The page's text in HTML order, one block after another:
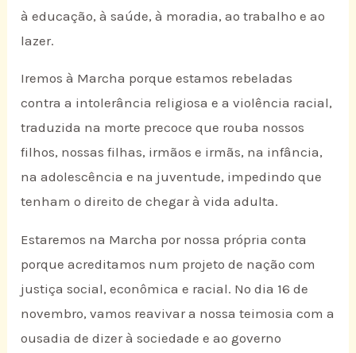
à educação, à saúde, à moradia, ao trabalho e ao
lazer.
Iremos à Marcha porque estamos rebeladas
contra a intolerância religiosa e a violência racial,
traduzida na morte precoce que rouba nossos
filhos, nossas filhas, irmãos e irmãs, na infância,
na adolescência e na juventude, impedindo que
tenham o direito de chegar à vida adulta.
Estaremos na Marcha por nossa própria conta
porque acreditamos num projeto de nação com
justiça social, econômica e racial. No dia 16 de
novembro, vamos reavivar a nossa teimosia com a
ousadia de dizer à sociedade e ao governo